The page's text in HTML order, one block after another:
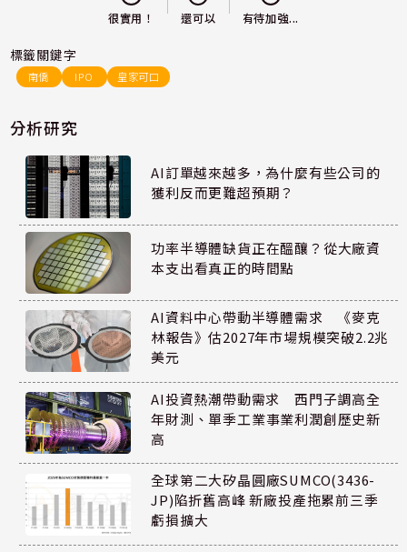
很實用！ 還可以 有待加強...
標籤關鍵字
南僑 IPO 皇家可口
分析研究
AI訂單越來越多，為什麼有些公司的
獲利反而更難超預期？
功率半導體缺貨正在醞釀？從大廠資
本支出看真正的時間點
AI資料中心帶動半導體需求 《麥克
林報告》估2027年市場規模突破2.2兆
美元
AI投資熱潮帶動需求 西門子調高全
年財測、單季工業事業利潤創歷史新
高
全球第二大矽晶圓廠SUMCO(3436-
JP)陷折舊高峰 新廠投產拖累前三季
虧損擴大